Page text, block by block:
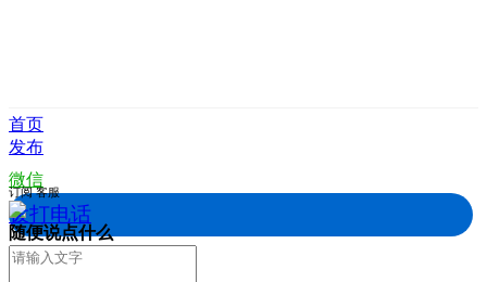
首页
发布
微信
拨打电话
订阅 客服
随便说点什么